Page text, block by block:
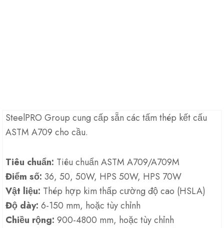
SteelPRO Group cung cấp sẵn các tấm thép kết cấu
ASTM A709 cho cầu.
Tiêu chuẩn: Tiêu chuẩn ASTM A709/A709M
Điểm số: 36, 50, 50W, HPS 50W, HPS 70W
Vật liệu: Thép hợp kim thấp cường độ cao (HSLA)
Độ dày: 6-150 mm, hoặc tùy chỉnh
Chiều rộng: 900-4800 mm, hoặc tùy chỉnh